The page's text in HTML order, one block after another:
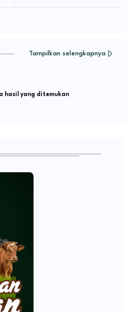
Tampilkan selengkapnya
hasil yang ditemukan